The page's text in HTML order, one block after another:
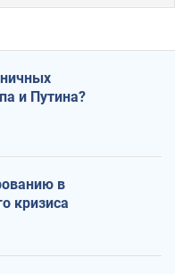
и Путина?
в
кризиса